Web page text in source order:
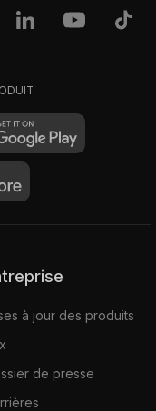
à jour des produits
de presse